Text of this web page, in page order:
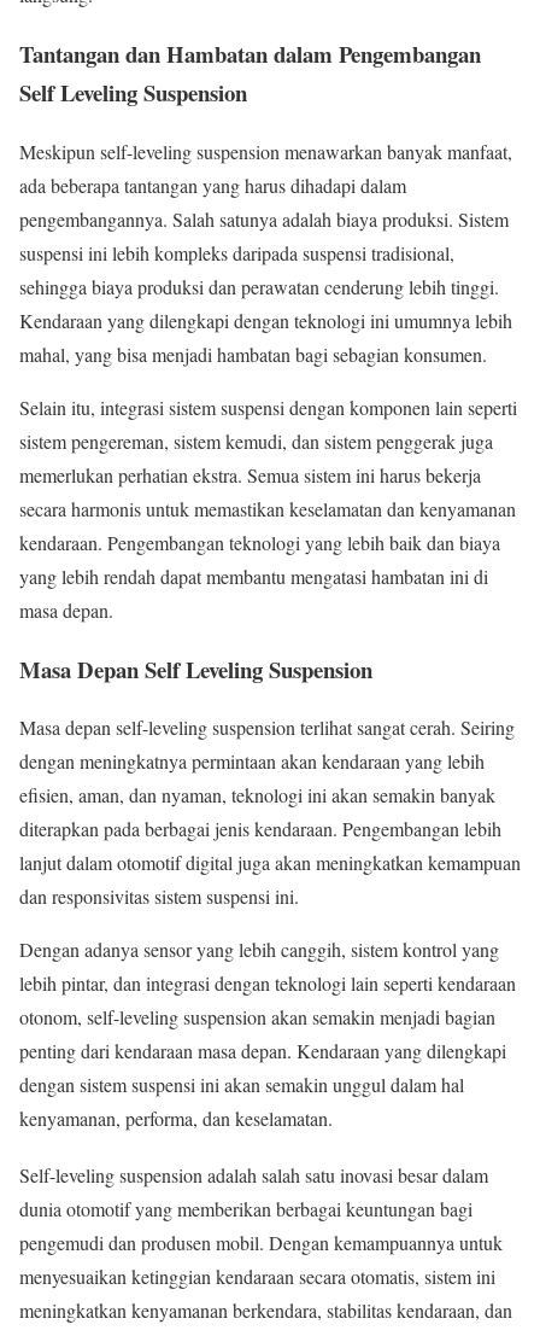
Tantangan dan Hambatan dalam Pengembangan
Self Leveling Suspension
Meskipun self-leveling suspension menawarkan banyak manfaat,
ada beberapa tantangan yang harus dihadapi dalam
pengembangannya. Salah satunya adalah biaya produksi. Sistem
suspensi ini lebih kompleks daripada suspensi tradisional,
sehingga biaya produksi dan perawatan cenderung lebih tinggi.
Kendaraan yang dilengkapi dengan teknologi ini umumnya lebih
mahal, yang bisa menjadi hambatan bagi sebagian konsumen.
Selain itu, integrasi sistem suspensi dengan komponen lain seperti
sistem pengereman, sistem kemudi, dan sistem penggerak juga
memerlukan perhatian ekstra. Semua sistem ini harus bekerja
secara harmonis untuk memastikan keselamatan dan kenyamanan
kendaraan. Pengembangan teknologi yang lebih baik dan biaya
yang lebih rendah dapat membantu mengatasi hambatan ini di
masa depan.
Masa Depan Self Leveling Suspension
Masa depan self-leveling suspension terlihat sangat cerah. Seiring
dengan meningkatnya permintaan akan kendaraan yang lebih
efisien, aman, dan nyaman, teknologi ini akan semakin banyak
diterapkan pada berbagai jenis kendaraan. Pengembangan lebih
lanjut dalam otomotif digital juga akan meningkatkan kemampuan
dan responsivitas sistem suspensi ini.
Dengan adanya sensor yang lebih canggih, sistem kontrol yang
lebih pintar, dan integrasi dengan teknologi lain seperti kendaraan
otonom, self-leveling suspension akan semakin menjadi bagian
penting dari kendaraan masa depan. Kendaraan yang dilengkapi
dengan sistem suspensi ini akan semakin unggul dalam hal
kenyamanan, performa, dan keselamatan.
Self-leveling suspension adalah salah satu inovasi besar dalam
dunia otomotif yang memberikan berbagai keuntungan bagi
pengemudi dan produsen mobil. Dengan kemampuannya untuk
menyesuaikan ketinggian kendaraan secara otomatis, sistem ini
meningkatkan kenyamanan berkendara, stabilitas kendaraan, dan